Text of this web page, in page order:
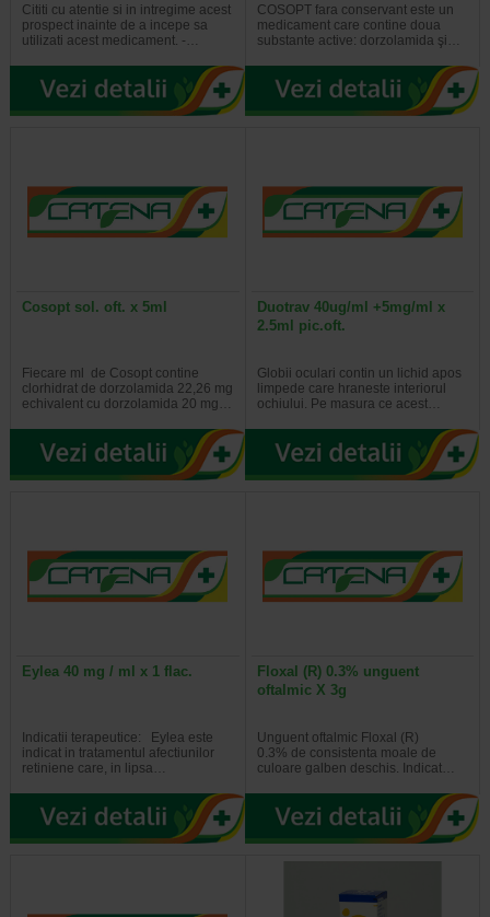
Cititi cu atentie si in intregime acest
prospect inainte de a incepe sa
utilizati acest medicament. -…
COSOPT fara conservant este un
medicament care contine doua
substante active: dorzolamida şi…
Cosopt sol. oft. x 5ml
Fiecare ml de Cosopt contine
clorhidrat de dorzolamida 22,26 mg
echivalent cu dorzolamida 20 mg…
Duotrav 40ug/ml +5mg/ml x
2.5ml pic.oft.
Globii oculari contin un lichid apos
limpede care hraneste interiorul
ochiului. Pe masura ce acest…
Eylea 40 mg / ml x 1 flac.
Indicatii terapeutice: Eylea este
indicat in tratamentul afectiunilor
retiniene care, in lipsa…
Floxal (R) 0.3% unguent
oftalmic X 3g
Unguent oftalmic Floxal (R)
0.3% de consistenta moale de
culoare galben deschis. Indicat…